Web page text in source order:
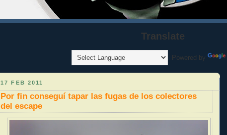
Translate
Powered by
17 FEB 2011
Por fin conseguí tapar las fugas de los colectores
del escape